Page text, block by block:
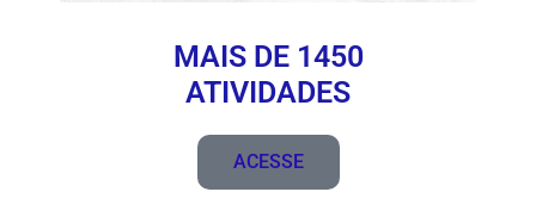
MAIS DE 1450
ATIVIDADES
ACESSE